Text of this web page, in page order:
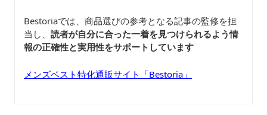
Bestoriaでは、商品選びの参考となる記事の監修を担
当し、 読者が自分に合った一着を見つけられるよう情
報の正確性と実用性をサポートしています
メンズベスト特化通販サイト「Bestoria」